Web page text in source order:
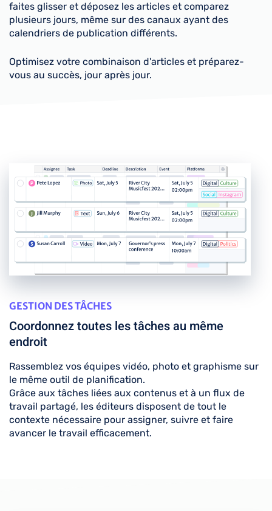
faites glisser et déposez les articles et comparez
plusieurs jours, même sur des canaux ayant des
calendriers de publication différents.
Optimisez votre combinaison d'articles et préparez-
vous au succès, jour après jour.
GESTION DES TÂCHES
Coordonnez toutes les tâches au même
endroit
Rassemblez vos équipes vidéo, photo et graphisme sur
le même outil de planification.
Grâce aux tâches liées aux contenus et à un flux de
travail partagé, les éditeurs disposent de tout le
contexte nécessaire pour assigner, suivre et faire
avancer le travail efficacement.